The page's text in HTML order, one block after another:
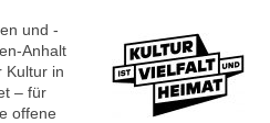
und -
Anhalt
Kultur in
– für
offene